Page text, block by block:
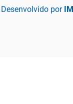
Desenvolvido por